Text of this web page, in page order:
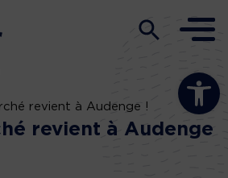
Ouvrir la
revient à Audenge !
revient à Audenge